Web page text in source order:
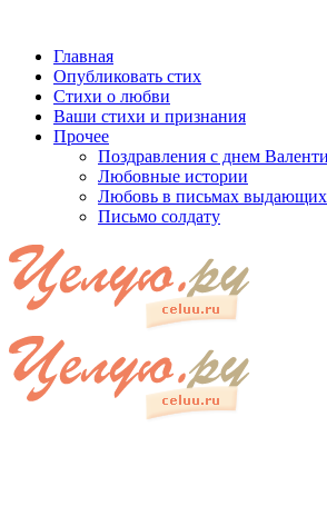
Главная
Опубликовать стих
Стихи о любви
Ваши стихи и признания
Прочее
Поздравления с днем
Любовные истории
Любовь в письмах
Письмо солдату